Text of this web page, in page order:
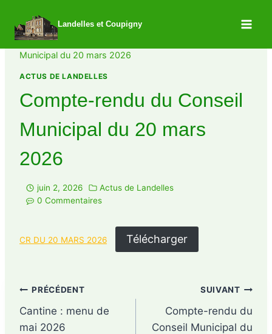
Landelles et Coupigny
/ Actus de Landelles
Municipal du 20 mars 2026
ACTUS DE LANDELLES
Compte-rendu du Conseil
Municipal du 20 mars
2026
juin 2, 2026
Actus de Landelles
0 Commentaires
CR DU 20 MARS 2026 Télécharger
PRÉCÉDENT
Cantine : menu de
mai 2026
SUIVANT
Compte-rendu du
Conseil Municipal du